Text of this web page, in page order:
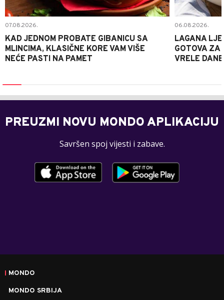
07.08.2026.
KAD JEDNOM PROBATE GIBANICU SA
MLINCIMA, KLASIČNE KORE VAM VIŠE
NEĆE PASTI NA PAMET
06.08.2026.
LAGANA
GOTOVA ZA
VRELE DANE
PREUZMI NOVU MONDO APLIKACIJU
Savršen spoj vijesti i zabave.
MONDO
MONDO SRBIJA